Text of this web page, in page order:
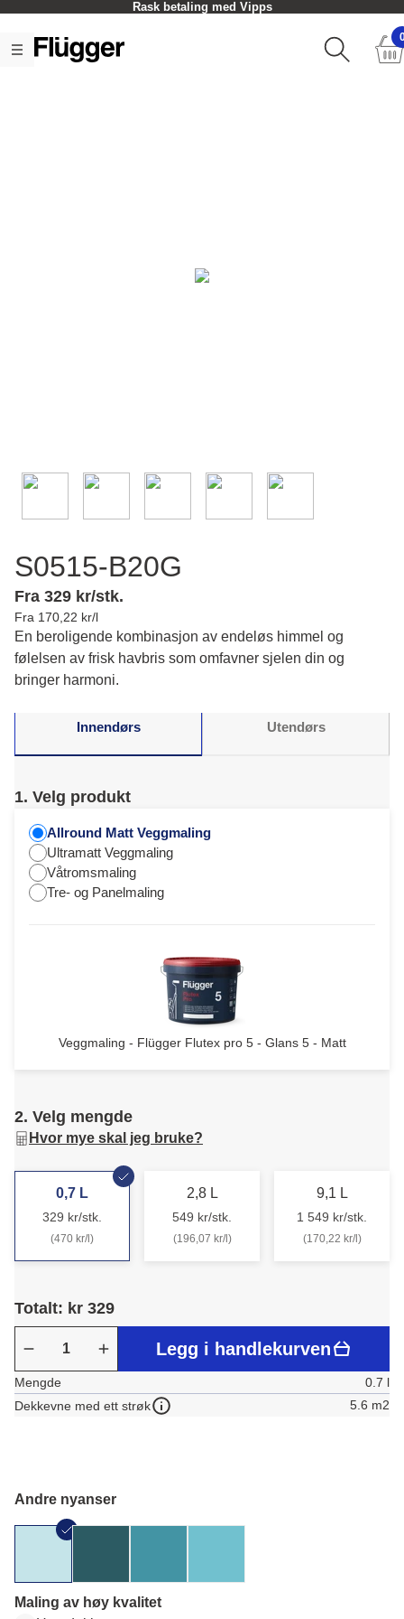
Rask betaling med Vipps
S0515-B20G
Fra 329 kr/stk.
Fra 170,22 kr/l
En beroligende kombinasjon av endeløs himmel og
følelsen av frisk havbris som omfavner sjelen din og
bringer harmoni.
Innendørs Utendørs
1. Velg produkt
Allround Matt Veggmaling
Ultramatt Veggmaling
Våtromsmaling
Tre- og Panelmaling
Veggmaling - Flügger Flutex pro 5 - Glans 5 - Matt
2. Velg mengde
Hvor mye skal jeg bruke?
0,7 L
329 kr/stk.
(470 kr/l)
2,8 L
549 kr/stk.
(196,07 kr/l)
9,1 L
1 549 kr/stk.
(170,22 kr/l)
Totalt: kr 329
Legg i handlekurven
Mengde
0.7 l
Dekkevne med ett strøk
5.6 m2
Andre nyanser
Maling av høy kvalitet